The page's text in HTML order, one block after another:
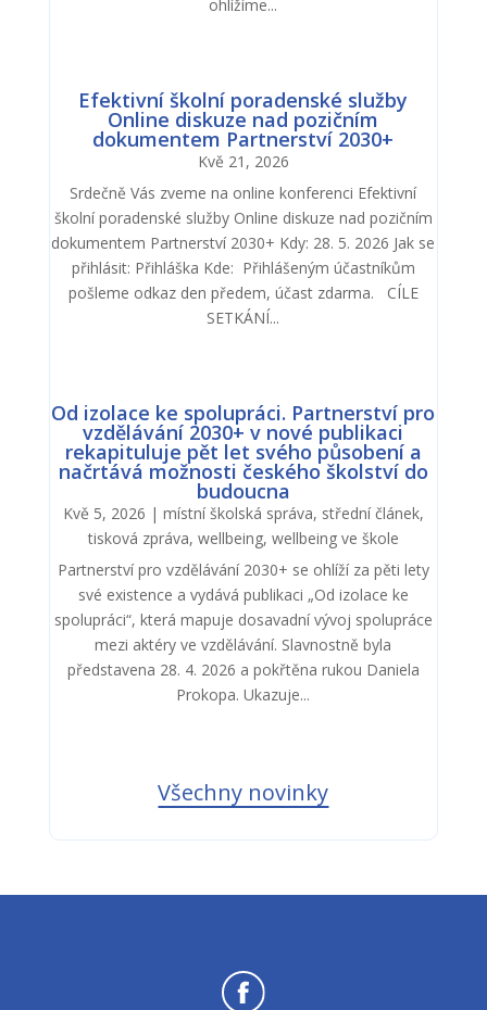
ohlížíme...
Efektivní školní poradenské služby
Online diskuze nad pozičním
dokumentem Partnerství 2030+
Kvě 21, 2026
Srdečně Vás zveme na online konferenci Efektivní
školní poradenské služby Online diskuze nad pozičním
dokumentem Partnerství 2030+ Kdy: 28. 5. 2026 Jak se
přihlásit: Přihláška Kde: Přihlášeným účastníkům
pošleme odkaz den předem, účast zdarma. CÍLE
SETKÁNÍ...
Od izolace ke spolupráci. Partnerství pro
vzdělávání 2030+ v nové publikaci
rekapituluje pět let svého působení a
načrtává možnosti českého školství do
budoucna
Kvě 5, 2026 | místní školská správa, střední článek,
tisková zpráva, wellbeing, wellbeing ve škole
Partnerství pro vzdělávání 2030+ se ohlíží za pěti lety
své existence a vydává publikaci „Od izolace ke
spolupráci“, která mapuje dosavadní vývoj spolupráce
mezi aktéry ve vzdělávání. Slavnostně byla
představena 28. 4. 2026 a pokřtěna rukou Daniela
Prokopa. Ukazuje...
Všechny novinky